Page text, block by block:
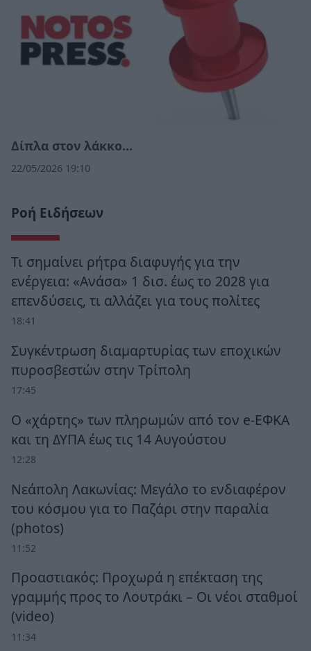
Δίπλα στον λάκκο…
22/05/2026 19:10
Ροή Ειδήσεων
Τι σημαίνει ρήτρα διαφυγής για την
ενέργεια: «Ανάσα» 1 δισ. έως το 2028 για
επενδύσεις, τι αλλάζει για τους πολίτες
18:41
Συγκέντρωση διαμαρτυρίας των εποχικών
πυροσβεστών στην Τρίπολη
17:45
Ο «χάρτης» των πληρωμών από τον e-ΕΦΚΑ
και τη ΔΥΠΑ έως τις 14 Αυγούστου
12:28
Νεάπολη Λακωνίας: Μεγάλο το ενδιαφέρον
του κόσμου για το Παζάρι στην παραλία
(photos)
11:52
Προαστιακός: Προχωρά η επέκταση της
γραμμής προς το Λουτράκι – Οι νέοι σταθμοί
(video)
11:34